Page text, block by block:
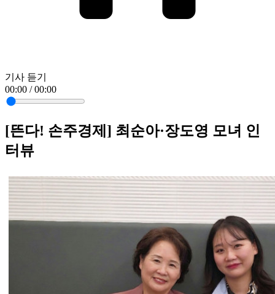
기사 듣기
00:00 / 00:00
[뜬다! 손주경제] 최순아·장도영 모녀 인
터뷰